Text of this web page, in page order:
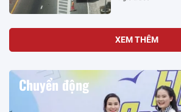
XEM THÊM
Chuyển động